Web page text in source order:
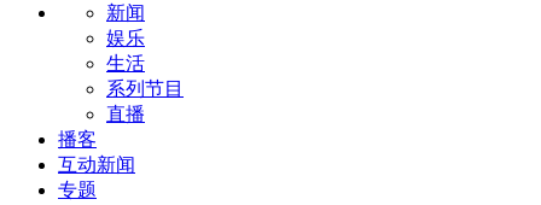
新闻
娱乐
生活
系列节目
直播
播客
互动新闻
专题